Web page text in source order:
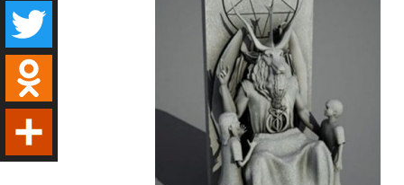
VK
Twitter
Odnoklassniki